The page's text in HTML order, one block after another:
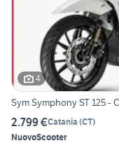
4
Sym Symphony ST 125 -
2.799 €Catania (CT)
NuovoScooter